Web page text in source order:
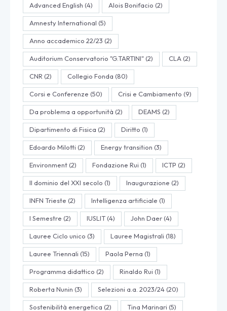
Advanced English (4) Alois Bonifacio (2)
Amnesty International (5)
Anno accademico 22/23 (2)
Auditorium Conservatorio "G.TARTINI"(2) CLA (2)
CNR (2) Collegio Fonda (80)
Corsi e Conferenze (50) Crisi e Cambiamento (9)
Da problema a opportunità (2) DEAMS (2)
Dipartimento di Fisica (2) Diritto (1)
Edoardo Milotti (2) Energy transition (3)
Environment(2) Fondazione Rui (1) ICTP (2)
Il dominio del XXI secolo (1) Inaugurazione (2)
INFN Trieste (2) Intelligenza artificiale (1)
I Semestre (2) IUSLIT(4) John Daer(4)
Lauree Ciclo unico (3) Lauree Magistrali (18)
Lauree Triennali (15) Paola Perna (1)
Programma didattico (2) Rinaldo Rui (1)
Roberta Nunin (3) Selezioni a.a. 2023/24(20)
Sostenibilità energetica (2) Tina Marinari (5)